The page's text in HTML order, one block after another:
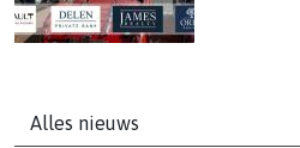
Alles nieuws